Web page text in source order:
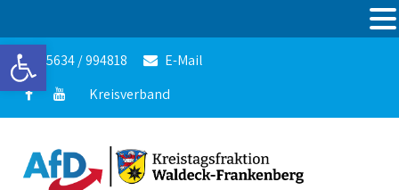
Werkzeugleiste öffnen
05634 / 994818
E-Mail
Kreisverband